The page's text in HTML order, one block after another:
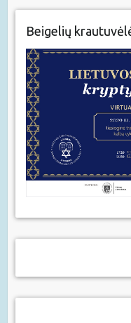
Beigelių